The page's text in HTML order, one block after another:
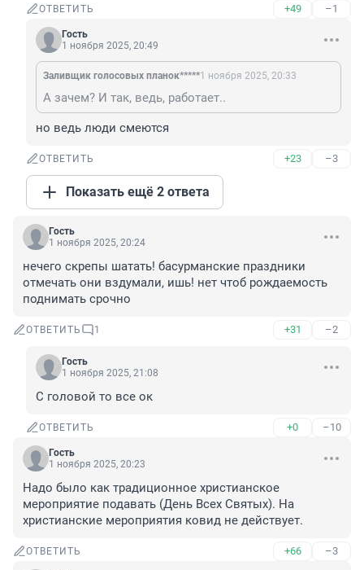
ОТВЕТИТЬ +49 –1
Гость
1 ноября 2025, 20:49
Заливщик голосовых планок*****1 ноября 2025, 20:33
А зачем? И так, ведь, работает..
но ведь люди смеются
ОТВЕТИТЬ +23 –3
Показать ещё 2 ответа
Гость
1 ноября 2025, 20:24
нечего скрепы шатать! басурманские праздники
отмечать они вздумали, ишь! нет чтоб рождаемость
поднимать срочно
ОТВЕТИТЬ 1 +31 –2
Гость
1 ноября 2025, 21:08
С головой то все ок
ОТВЕТИТЬ +0 –10
Гость
1 ноября 2025, 20:23
Надо было как традиционное христианское
мероприятие подавать (День Всех Святых). На
христианские мероприятия ковид не действует.
ОТВЕТИТЬ +66 –3